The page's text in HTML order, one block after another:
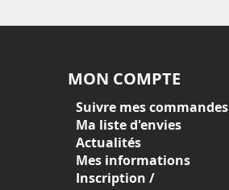
MON COMPTE
Suivre mes commandes
Ma liste d'envies
Actualités
Mes informations
Inscription /